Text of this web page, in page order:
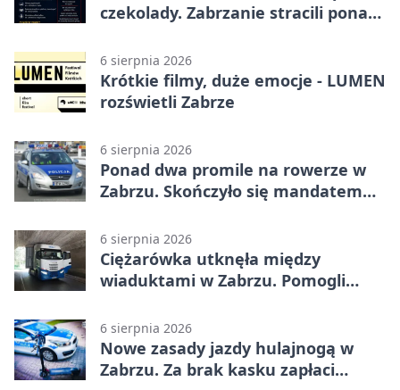
czekolady. Zabrzanie stracili ponad
6 sierpnia 2026
Krótkie filmy, duże emocje - LUMEN
rozświetli Zabrze
6 sierpnia 2026
Ponad dwa promile na rowerze w
Zabrzu. Skończyło się mandatem
6 sierpnia 2026
Ciężarówka utknęła między
wiaduktami w Zabrzu. Pomogli
6 sierpnia 2026
Nowe zasady jazdy hulajnogą w
Zabrzu. Za brak kasku zapłaci